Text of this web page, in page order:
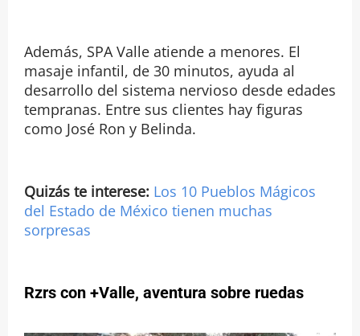
Además, SPA Valle atiende a menores. El
masaje infantil, de 30 minutos, ayuda al
desarrollo del sistema nervioso desde edades
tempranas. Entre sus clientes hay figuras
como José Ron y Belinda.
Quizás te interese: Los 10 Pueblos Mágicos
del Estado de México tienen muchas
sorpresas
Rzrs con +Valle, aventura sobre ruedas